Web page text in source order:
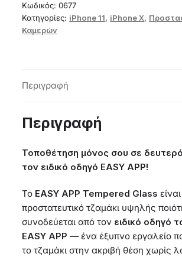
Κωδικός:0677
Κατηγορίες: iPhone 11, iPhone X,
Καμερών
Περιγραφή
Περιγραφή
Τοποθέτηση μόνος σου σε
τον ειδικό οδηγό EASY APP!
Το EASY APP Tempered Glass είναι
προστατευτικό τζαμάκι υψηλής
συνοδεύεται από τον ειδικό οδηγό
EASY APP — ένα έξυπνο εργαλείο
το τζαμάκι στην ακριβή θέση χωρίς